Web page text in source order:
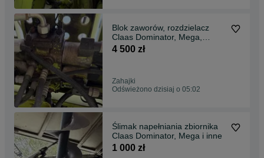
Blok zaworów, rozdzielacz
Claas Dominator, Mega,
Commandor i inne
4 500 zł
Zahajki
Odświeżono dzisiaj o 05:02
Ślimak napełniania zbiornika
Claas Dominator, Mega i inne
1 000 zł